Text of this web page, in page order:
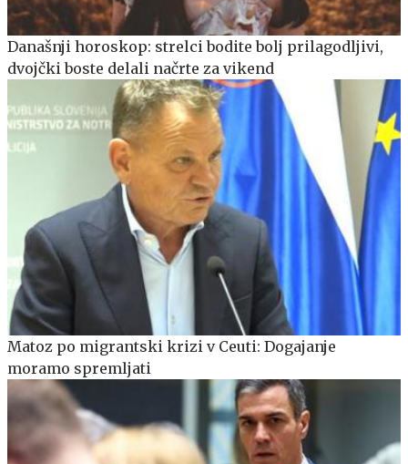
Današnji horoskop: strelci bodite bolj prilagodljivi,
dvojčki boste delali načrte za vikend
Matoz po migrantski krizi v Ceuti: Dogajanje
moramo spremljati